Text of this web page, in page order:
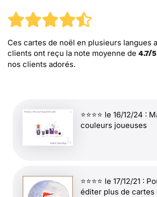
Ces cartes de noël en plusieurs langues
clients ont reçu la note moyenne de 4.7/5
nos clients adorés.
⭐⭐⭐⭐ le 16/12/24 :
couleurs joueuses
⭐⭐⭐⭐ le 17/12/21 :
éditer plus de cartes